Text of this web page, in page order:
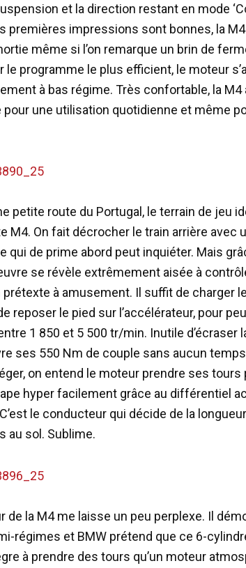
et la direction restant en mode
premières impressions sont bonnes, la
même si l’on remarque un brin de
le programme le plus efficient, le moteur
à bas régime. Très confortable, la
pour une utilisation quotidienne et même
petite route du Portugal, le terrain de jeu
M4. On fait décrocher le train arrière avec
qui de prime abord peut inquiéter. Mais
se révèle extrêmement aisée à
à amusement. Il suffit de charger
reposer le pied sur l’accélérateur, pour
1 850 et 5 500 tr/min. Inutile d’écraser
ses 550 Nm de couple sans aucun
on entend le moteur prendre ses tours
hyper facilement grâce au différentiel
le conducteur qui décide de la
au sol. Sublime.
de la M4 me laisse un peu perplexe. Il
régimes et BMW prétend que ce 6-
à prendre des tours qu’un moteur